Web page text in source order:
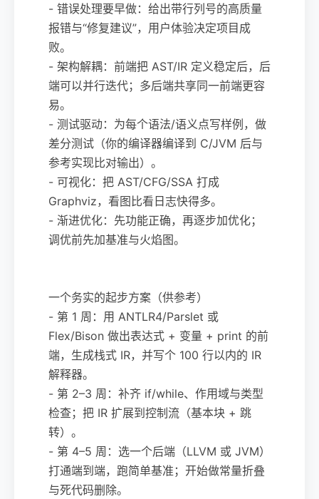
- 错误处理要早做：给出带行列号的高质量
报错与“修复建议”，用户体验决定项目成
败。
- 架构解耦：前端把 AST/IR 定义稳定后，后
端可以并行迭代；多后端共享同一前端更容
易。
- 测试驱动：为每个语法/语义点写样例，做
差分测试（你的编译器编译到 C/JVM 后与
参考实现比对输出）。
- 可视化：把 AST/CFG/SSA 打成
Graphviz，看图比看日志快得多。
- 渐进优化：先功能正确，再逐步加优化；
调优前先加基准与火焰图。
一个务实的起步方案（供参考）
- 第 1 周：用 ANTLR4/Parslet 或
Flex/Bison 做出表达式 + 变量 + print 的前
端，生成栈式 IR，并写个 100 行以内的 IR
解释器。
- 第 2–3 周：补齐 if/while、作用域与类型
检查；把 IR 扩展到控制流（基本块 + 跳
转）。
- 第 4–5 周：选一个后端（LLVM 或 JVM）
打通端到端，跑简单基准；开始做常量折叠
与死代码删除。